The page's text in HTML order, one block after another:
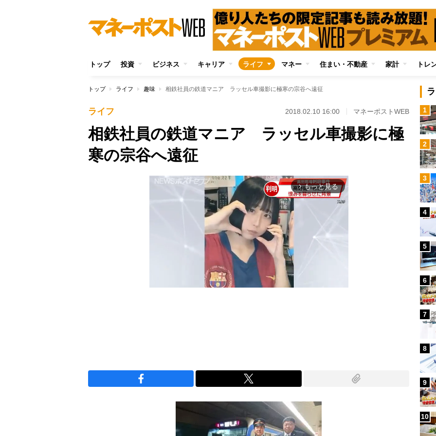
トップ 投資 ビジネス キャリア ライフ マネー 住まい・不動産 家計 トレ
トップ ライフ 趣味 相鉄社員の鉄道マニア ラッセル車撮影に極寒の宗谷へ遠征
ライフ 2018.02.10 16:00 マネーポストWEB
相鉄社員の鉄道マニア ラッセル車撮影に極
寒の宗谷へ遠征
arrow_forward_ios もっと見る
1
2
3
4
5
6
7
8
9
10